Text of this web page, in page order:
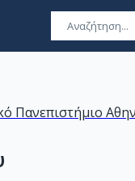
Πανεπιστήμιο